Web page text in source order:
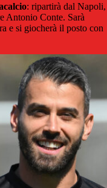
: ripartirà dal Napoli,
Antonio Conte. Sarà
e si giocherà il posto con